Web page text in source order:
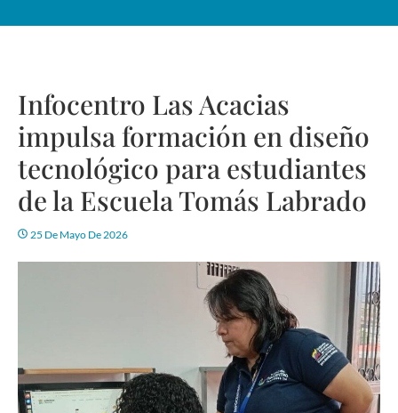
Infocentro Las Acacias
impulsa formación en diseño
tecnológico para estudiantes
de la Escuela Tomás Labrado
25 De Mayo De 2026